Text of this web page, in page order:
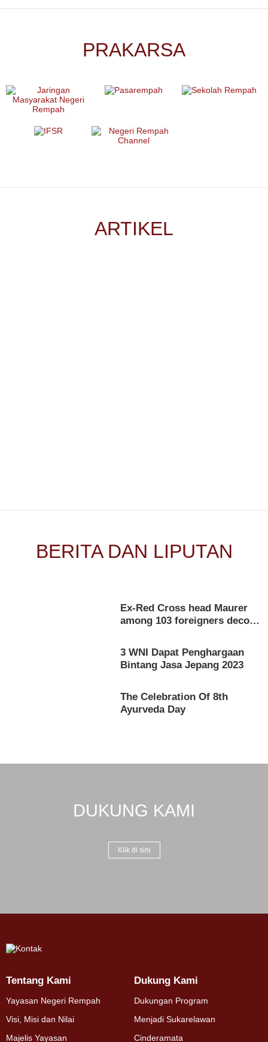
PRAKARSA
ARTIKEL
BERITADAN LIPUTAN
Ex-Red Cross head Maurer
among 103 foreigners deco…
3 WNI Dapat Penghargaan
Bintang Jasa Jepang 2023
The Celebration Of 8th
Ayurveda Day
DUKUNG KAMI
Klik di sini
Tentang Kami
Yayasan Negeri Rempah
Visi, Misi dan Nilai
Majelis Yayasan
Dukung Kami
Dukungan Program
Menjadi Sukarelawan
Cinderamata